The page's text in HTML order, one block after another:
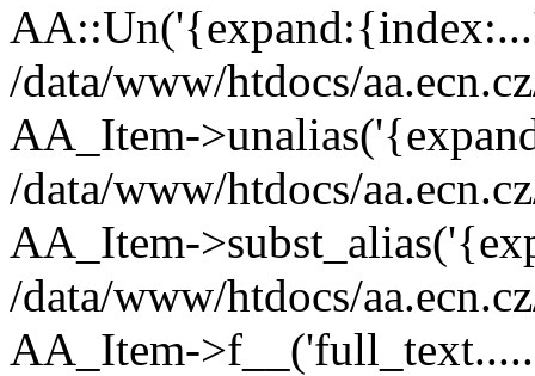
/data/www/htdocs/
AA_Item-
/data/www/htdocs/
AA_Item-
/data/www/htdocs/
AA_Item-